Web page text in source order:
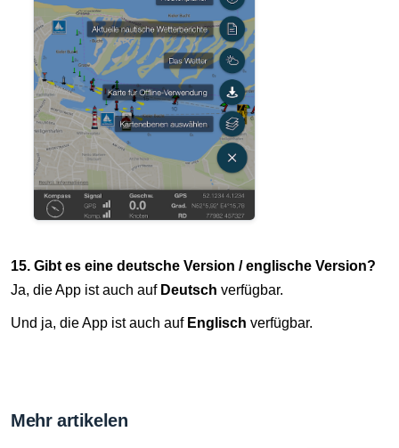
15. Gibt es eine deutsche Version / englische Version?
Ja, die App ist auch auf Deutsch verfügbar.
Und ja, die App ist auch auf Englisch verfügbar.
Mehr artikelen